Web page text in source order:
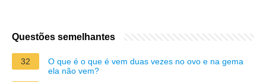
Questões semelhantes
32
O que é o que é vem duas vezes no ovo e na gema
ela não vem?